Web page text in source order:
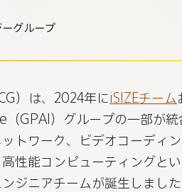
グループ
）は、2024年にiSIZEチーム
）グループの一部が統
トワーク、ビデオコーディ
性能コンピューティングと
ジニアチームが誕生しまし